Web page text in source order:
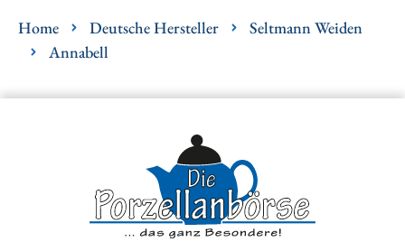
Home Deutsche Hersteller
Seltmann Weiden
Annabell